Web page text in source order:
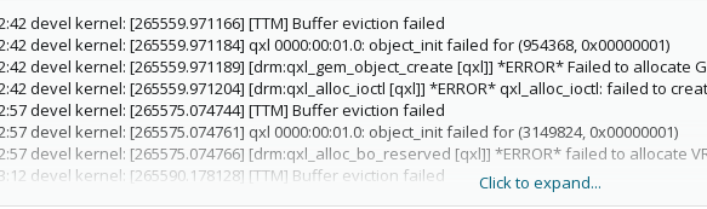
devel kernel: [drm:qxl_alloc_bo_reserved [qxl]] *ERROR* failed to allocate
devel kernel: [TTM] Buffer eviction failed
devel kernel: qxl 0000:00:01.0: object_init failed for (23441408, 0x00000001)
devel kernel: [drm:qxl_alloc_bo_reserved [qxl]] *ERROR* failed to allocate
devel kernel: [265559.971166] [TTM] Buffer eviction failed
devel kernel: [265559.971184] qxl 0000:00:01.0: object_init failed for (954368, 0x00000001)
devel kernel: [265559.971189] [drm:qxl_gem_object_create [qxl]] *ERROR* Failed to allocate
devel kernel: [265559.971204] [drm:qxl_alloc_ioctl [qxl]] *ERROR* qxl_alloc_ioctl: failed to
devel kernel: [265575.074744] [TTM] Buffer eviction failed
devel kernel: [265575.074761] qxl 0000:00:01.0: object_init failed for (3149824, 0x00000001)
devel kernel: [265575.074766] [drm:qxl_alloc_bo_reserved [qxl]] *ERROR* failed to allocate
devel kernel: [265590.178128] [TTM] Buffer eviction failed
devel kernel: [265590.178143] qxl 0000:00:01.0: object_init failed for (3149824, 0x00000001)
Click to expand...